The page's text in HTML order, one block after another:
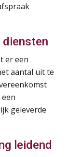
diensten
er een
aantal uit te
geleverde
leidend